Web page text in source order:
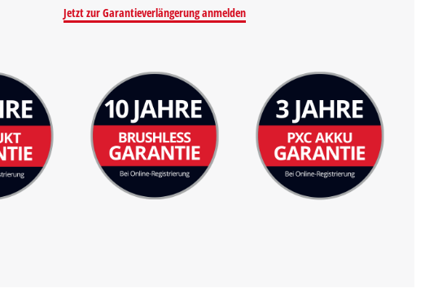
Jetzt zur Garantieverlängerung anmelden